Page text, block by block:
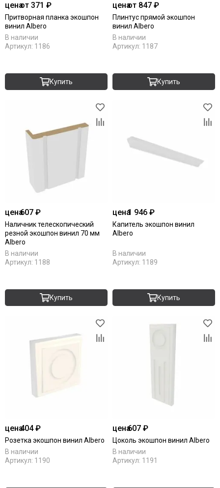
ценаот 371 ₽
Притворная планка экошпон
винил Albero
В наличии
Артикул: 1186
Купить
ценаот 847 ₽
Плинтус прямой экошпон
винил Albero
В наличии
Артикул: 1187
Купить
цена607 ₽
Наличник телескопический
резной экошпон винил 70 мм
Albero
В наличии
Артикул: 1188
Купить
цена1 946 ₽
Капитель экошпон винил
Albero
В наличии
Артикул: 1189
Купить
цена404 ₽
Розетка экошпон винил Albero
В наличии
Артикул: 1190
цена607 ₽
Цоколь экошпон винил Albero
В наличии
Артикул: 1191